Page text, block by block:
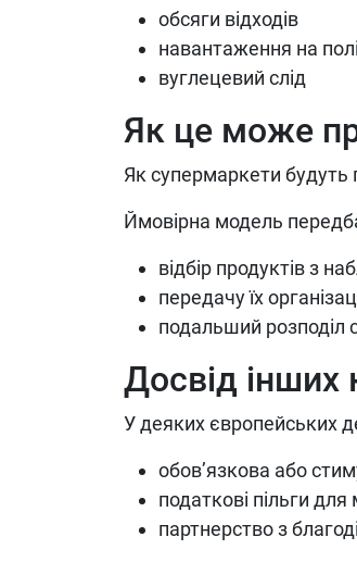
обсяги відходів
навантаження на
вуглецевий слід
Як це може
Як супермаркети будуть
Ймовірна модель
відбір продуктів з
передачу їх
подальший розподіл
Досвід інших
У деяких європейських
обов’язкова або
податкові пільги для
партнерство з